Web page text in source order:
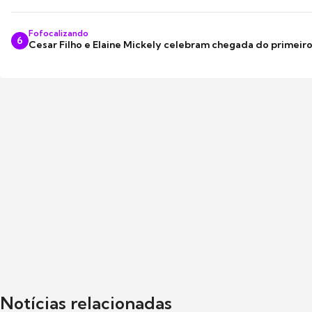
6
Fofocalizando
Cesar Filho e Elaine Mickely celebram chegada do
Notícias relacionadas